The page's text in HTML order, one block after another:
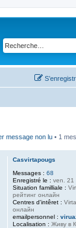
message non lu • 1
Casvirtapougs
Messages : 68
Enregistré le : ven. 21
Situation familliale :
рейтинг онлайн
Centres d'intêret :
онлайн
emailpersonnel :
Localisation : Живу в